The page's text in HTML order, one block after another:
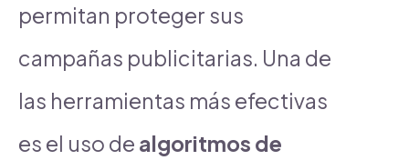
permitan proteger sus
campañas publicitarias. Una de
las herramientas más efectivas
es el uso de algoritmos de